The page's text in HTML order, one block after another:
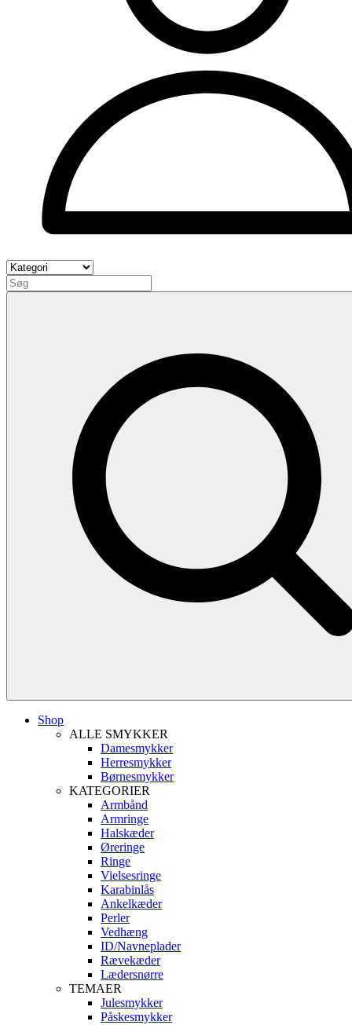
Shop
ALLE SMYKKER
Damesmykker
Herresmykker
Børnesmykker
KATEGORIER
Armbånd
Armringe
Halskæder
Øreringe
Ringe
Vielsesringe
Karabinlås
Ankelkæder
Perler
Vedhæng
ID/Navneplader
Rævekæder
Lædersnørre
TEMAER
Julesmykker
Påskesmykker